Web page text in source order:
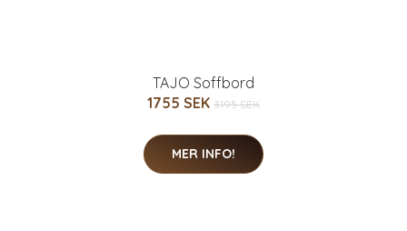
TAJO Soffbord
1755 SEK 3195 SEK
MER INFO!